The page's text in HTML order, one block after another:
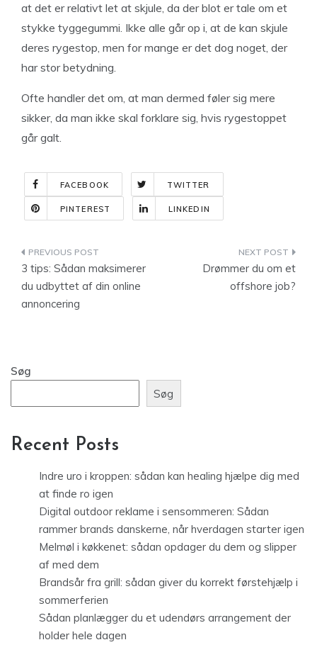
at det er relativt let at skjule, da der blot er tale om et
stykke tyggegummi. Ikke alle går op i, at de kan skjule
deres rygestop, men for mange er det dog noget, der
har stor betydning.
Ofte handler det om, at man dermed føler sig mere
sikker, da man ikke skal forklare sig, hvis rygestoppet
går galt.
FACEBOOK TWITTER
PINTEREST LINKEDIN
Indlægsnavigation
3 tips: Sådan maksimerer
du udbyttet af din online
annoncering
Drømmer du om et
offshore job?
Søg
Søg
Recent Posts
Indre uro i kroppen: sådan kan healing hjælpe dig med
at finde ro igen
Digital outdoor reklame i sensommeren: Sådan
rammer brands danskerne, når hverdagen starter igen
Melmøl i køkkenet: sådan opdager du dem og slipper
af med dem
Brandsår fra grill: sådan giver du korrekt førstehjælp i
sommerferien
Sådan planlægger du et udendørs arrangement der
holder hele dagen